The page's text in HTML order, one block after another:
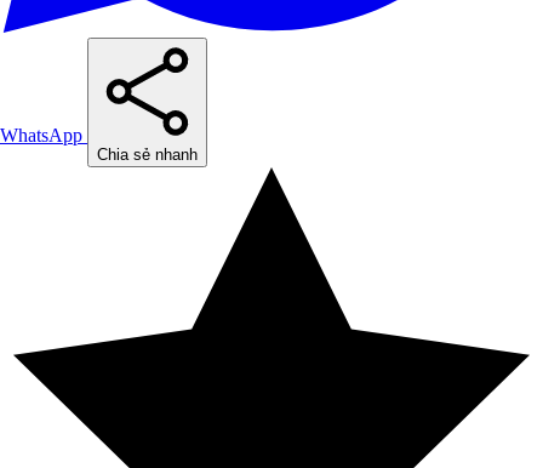
WhatsApp
Chia sẻ nhanh